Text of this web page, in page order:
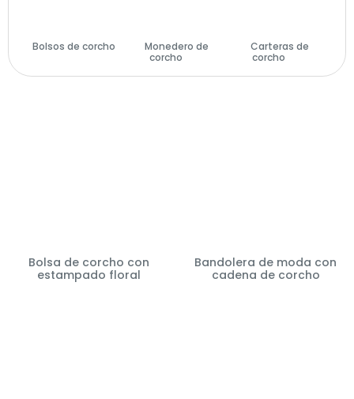
Bolsos de corcho
Monedero de
corcho
Carteras de
corcho
Bolsa de corcho con
estampado floral
Bandolera de moda con
cadena de corcho